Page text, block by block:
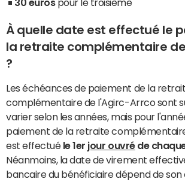
30 eurospour le troisième
À quelle date est effectué le
la retraite complémentaire
?
Les échéances de paiement de la
complémentaire de l'Agirc-Arrco sont
varier selon les années, mais pour
paiement de la retraite
est effectué le 1er jour ouvréde
Néanmoins, la date de virement
bancaire du bénéficiaire dépend de